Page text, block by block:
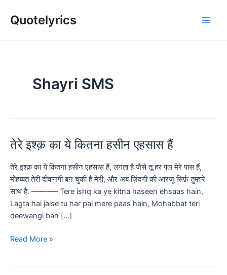
Quotelyrics
Shayri SMS
तेरे इश्क़ का ये कितना हसीन एहसास हैं
तेरे इश्क़ का ये कितना हसीन एहसास हैं, लगता है जैसे तू हर पल मेरे पास हैं,
मोहब्बत तेरी दीवानगी बन चुकी है मेरी, और अब ज़िंदगी की आरज़ू सिर्फ़ तुम्हारे
साथ है. ———– Tere ishq ka ye kitna haseen ehsaas hain,
Lagta hai jaise tu har pal mere paas hain, Mohabbat teri
deewangi ban […]
तेरे
Read More »